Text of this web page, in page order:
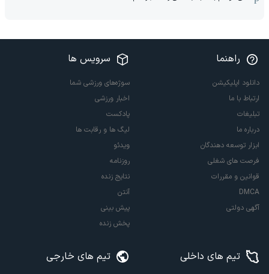
راهنما
دانلود اپلیکیشن
ارتباط با ما
تبلیغات
درباره ما
ابزار توسعه دهندگان
فرصت های شغلی
قوانین و مقررات
DMCA
آگهی دولتی
سرویس ها
سوژه‌های ورزشی شما
اخبار ورزشی
پادکست
لیگ ها و رقابت ها
ویدئو
روزنامه
نتایج زنده
آنتن
پیش بینی
پخش زنده
تیم های داخلی تیم های خارجی